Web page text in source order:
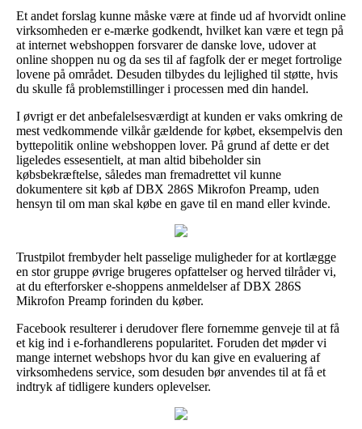
Et andet forslag kunne måske være at finde ud af hvorvidt online
virksomheden er e-mærke godkendt, hvilket kan være et tegn på
at internet webshoppen forsvarer de danske love, udover at
online shoppen nu og da ses til af fagfolk der er meget fortrolige
lovene på området. Desuden tilbydes du lejlighed til støtte, hvis
du skulle få problemstillinger i processen med din handel.
I øvrigt er det anbefalelsesværdigt at kunden er vaks omkring de
mest vedkommende vilkår gældende for købet, eksempelvis den
byttepolitik online webshoppen lover. På grund af dette er det
ligeledes essesentielt, at man altid bibeholder sin
købsbekræftelse, således man fremadrettet vil kunne
dokumentere sit køb af DBX 286S Mikrofon Preamp, uden
hensyn til om man skal købe en gave til en mand eller kvinde.
Trustpilot frembyder helt passelige muligheder for at kortlægge
en stor gruppe øvrige brugeres opfattelser og herved tilråder vi,
at du efterforsker e-shoppens anmeldelser af DBX 286S
Mikrofon Preamp forinden du køber.
Facebook resulterer i derudover flere fornemme genveje til at få
et kig ind i e-forhandlerens popularitet. Foruden det møder vi
mange internet webshops hvor du kan give en evaluering af
virksomhedens service, som desuden bør anvendes til at få et
indtryk af tidligere kunders oplevelser.